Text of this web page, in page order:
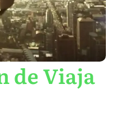
de Viaja